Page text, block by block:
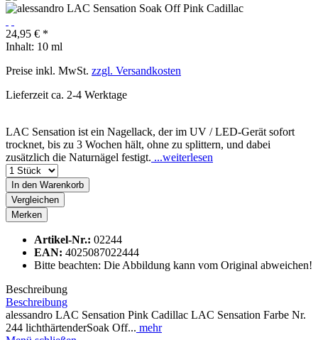
24,95 € *
Inhalt: 10 ml
Preise inkl. MwSt. zzgl. Versandkosten
Lieferzeit ca. 2-4 Werktage
LAC Sensation ist ein Nagellack, der im UV / LED-Gerät sofort
trocknet, bis zu 3 Wochen hält, ohne zu splittern, und dabei
zusätzlich die Naturnägel festigt. ...weiterlesen
In den Warenkorb
Vergleichen
Merken
Artikel-Nr.: 02244
EAN: 4025087022444
Bitte beachten: Die Abbildung kann vom Original abweichen!
Beschreibung
Beschreibung
alessandro LAC Sensation Pink Cadillac LAC Sensation Farbe Nr.
244 lichthärtenderSoak Off... mehr